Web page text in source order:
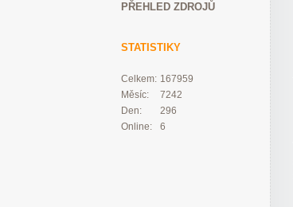
PŘEHLED ZDROJŮ
STATISTIKY
Online: 6
Celkem: 167959
Měsíc:
7242
Den:
296